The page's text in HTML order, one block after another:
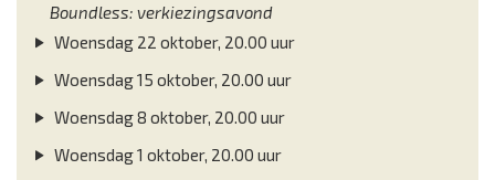
Boundless: verkiezingsavond
Woensdag 22 oktober, 20.00 uur
Woensdag 15 oktober, 20.00 uur
Woensdag 8 oktober, 20.00 uur
Woensdag 1 oktober, 20.00 uur